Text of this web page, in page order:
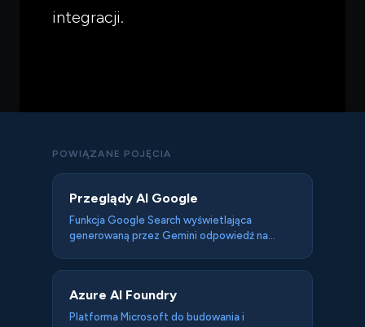
integracji.
POWIĄZANE POJĘCIA
Przeglądy AI Google
Funkcja Google Search wyświetlająca
generowaną przez Gemini odpowiedź na
dostępne globalnie od 2025. Redukuje CTR
dla zapytań informacyjnych, premiuje dobrze
Azure AI Foundry
Platforma Microsoft do budowania i